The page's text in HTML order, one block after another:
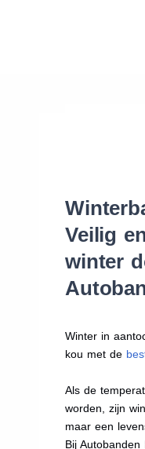
Veilig
winter
Winter in
kou met de
Als de
worden, zijn
maar een
Bij